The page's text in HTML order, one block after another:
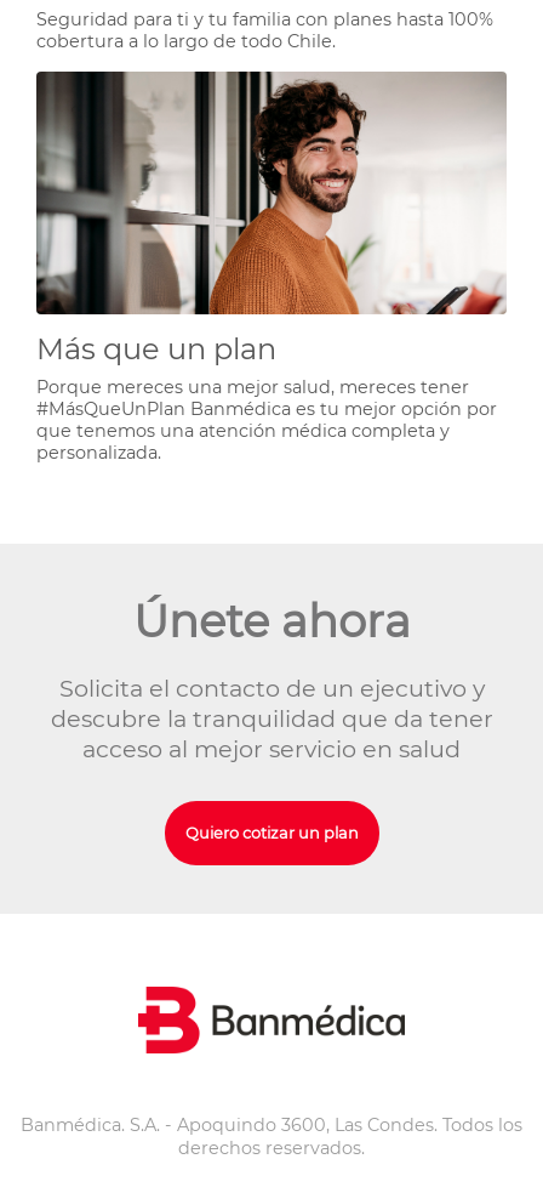
Seguridad para ti y tu familia con planes hasta 100%
cobertura a lo largo de todo Chile.
Más que un plan
Porque mereces una mejor salud, mereces tener
#MásQueUnPlan Banmédica es tu mejor opción por
que tenemos una atención médica completa y
personalizada.
Únete ahora
Solicita el contacto de un ejecutivo y
descubre la tranquilidad que da tener
acceso al mejor servicio en salud
Quiero cotizar un plan
Banmédica. S.A. - Apoquindo 3600, Las Condes. Todos los
derechos reservados.